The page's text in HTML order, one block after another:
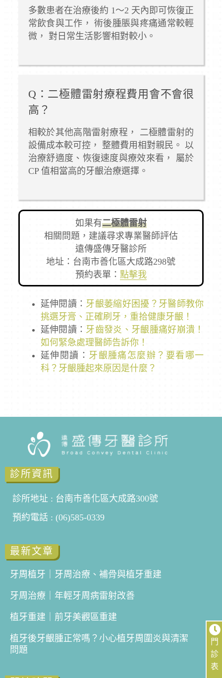
多數患者在治療後約 1～2 天內即可恢復正
常飲食與工作， 術後腫脹與疼痛通常較輕
微， 對日常生活影響相對較小。
Q：二極體雷射療程費用會不會很
高？
相較於其他高階雷射療程， 二極體雷射的
設備成本較可控， 整體費用相對親民。 以
治療舒適度、恢復速度與療效來看， 屬於
CP 值相當高的牙齦治療選擇。
如果有二極體雷射
相關問題，建議尋求專業醫師評估
遠傳盛傳牙醫診所
地址：台南市善化區大成路298號
預約表單： 點擊我
延伸閱讀： 牙齦萎縮好困擾？牙醫師教你
挑選牙膏、正確刷牙，重拾健康牙齦！
延伸閱讀： 牙齒發炎、牙齦腫痛好崩潰！
如何緊急處理醫師告訴你！
延伸閱讀： 牙齦腫痛怎麼辦？要看哪一
科？牙齦腫起來原因是什麼？
門
診
表
診所資訊
診所地址 : 台南市善化區大成路300號
預約電話 : (06)585-0339
最新文章
牙周植牙｜牙周治療、補骨與植牙重建
牙周治療｜年輕牙周病雷射改善
植牙重建｜前牙美觀區重建
植牙後牙齦腫正常嗎？小心植牙周圍炎與清潔
問題